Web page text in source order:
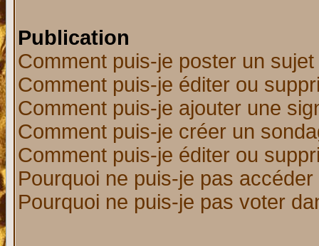
Publication
Comment puis-je poster un
Comment puis-je éditer ou
Comment puis-je ajouter une
Comment puis-je créer un
Comment puis-je éditer ou
Pourquoi ne puis-je pas
Pourquoi ne puis-je pas voter